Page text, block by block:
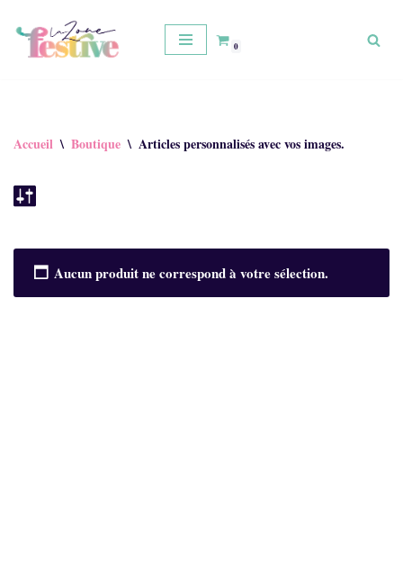
Aller
0
Accueil \ Boutique \ Articles personnalisés avec vos images.
Aucun produit ne correspond à votre sélection.